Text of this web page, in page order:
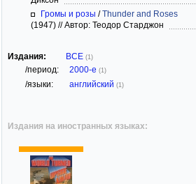
Громы и розы /Thunder and Roses
(1947) //Автор: Теодор Старджон
Издания: ВСЕ (1)
/период: 2000-е (1)
/языки: английский (1)
Издания на иностранных языках: